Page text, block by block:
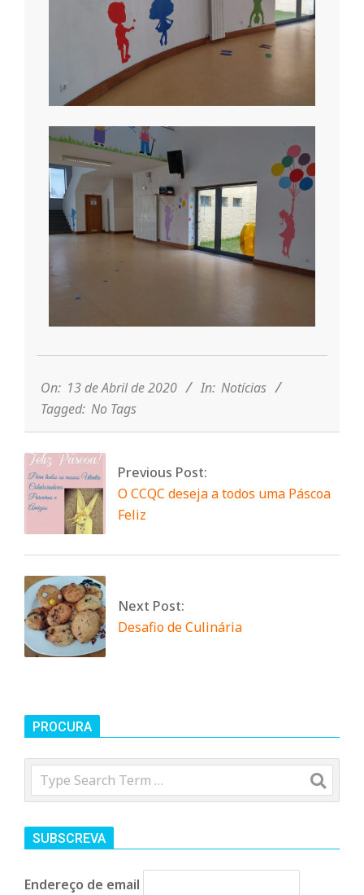
13
On: 13 de Abril de 2020 In: Notícias
Tagged: No Tags
Previous Post:
O CCQC deseja a todos uma Páscoa
Feliz
Next Post:
Desafio de Culinária
PROCURA
Search
SUBSCREVA
Endereço de email